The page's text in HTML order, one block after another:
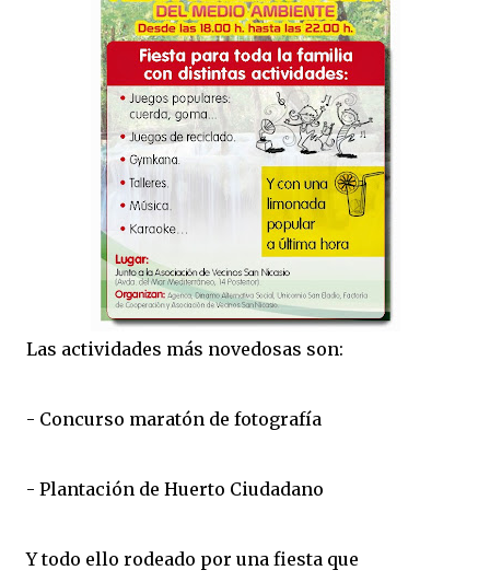
Las actividades más novedosas son:
- Concurso maratón de fotografía
- Plantación de Huerto Ciudadano
Y todo ello rodeado por una fiesta que